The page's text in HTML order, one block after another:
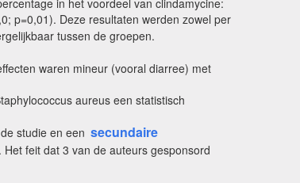
p=0,01). Deze resultaten werden zowel per
tussen de groepen.
waren mineur (vooral diarree) met
aureus een statistisch
studie en een secundaire
feit dat 3 van de auteurs gesponsord